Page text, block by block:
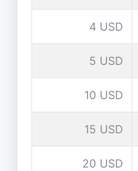
4 USD
5 USD
10 USD
15 USD
20 USD